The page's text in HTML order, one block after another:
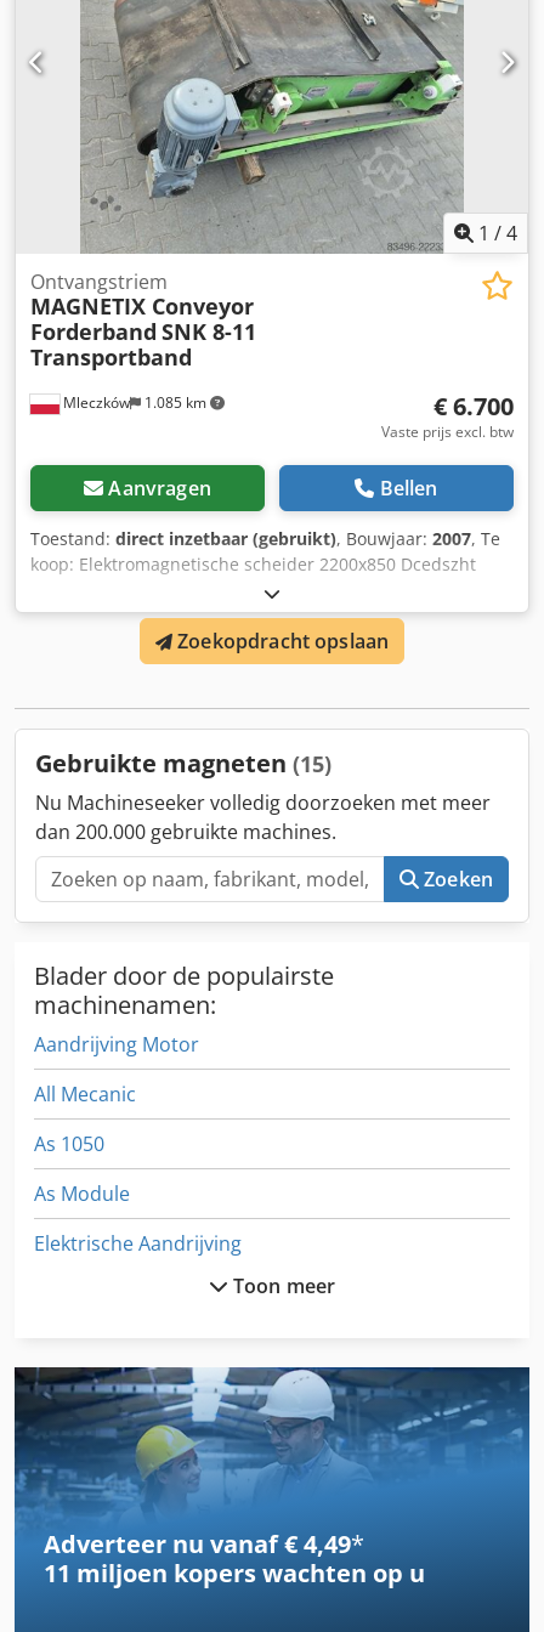
1 /4
Mleczków 1.085 km
Ontvangstriem
MAGNETIX Conveyor
Forderband SNK 8-11
Transportband
€ 6.700
Vaste prijs excl. btw
Aanvragen Bellen
Toestand: direct inzetbaar (gebruikt), Bouwjaar: 2007, Te
koop: Elektromagnetische scheider 2200x850 Dcedszht
Uuspfx Apyjk ✅ Mogelijkheid tot het organiseren van
transport ✅ Groot aanbod van transportbanden op
voorraad Neem gerust contact met ons op. We helpen u
graag bij het kiezen van de juiste transportband voor uw
Zoekopdracht opslaan
Gebruikte magneten (15)
Nu Machineseeker volledig doorzoeken met meer
dan 200.000 gebruikte machines.
Zoeken
Blader door de populairste
machinenamen:
Aandrijving Motor
All Mecanic
As 1050
As Module
Elektrische Aandrijving
Elektromagnetische Schijf Koppeling
Ess Mig Mag 240 M
Ess Mig Mag 302 M
Generator
German
Ka 77
Toon meer
Adverteer nu vanaf € 4,49*
11 miljoen koperswachten op u